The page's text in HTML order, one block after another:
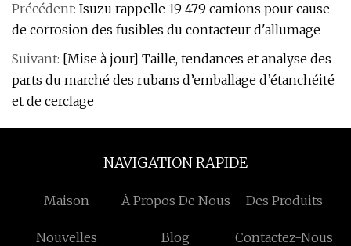
Précédent: Isuzu rappelle 19 479 camions pour cause
de corrosion des fusibles du contacteur d'allumage
Suivant: [Mise à jour] Taille, tendances et analyse des
parts du marché des rubans d’emballage d’étanchéité
et de cerclage
NAVIGATION RAPIDE
Maison À Propos De Nous Des Produits
Nouvelles Blog Contactez-Nous